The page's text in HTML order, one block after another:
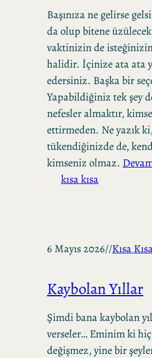
Başınıza ne gelirse
da olup bitene
vaktinizin de
halidir. İçinize ata ata
edersiniz. Başka bir
Yapabildiğiniz tek şey
nefesler almaktır,
ettirmeden. Ne yazık ki,
tükendiğinizde de,
kimseniz olmaz.
kısa kısa
6 Mayıs 2026//Kısa
Kaybolan Yıllar
Şimdi bana kaybolan
verseler… Eminim ki
değişmez, yine bir